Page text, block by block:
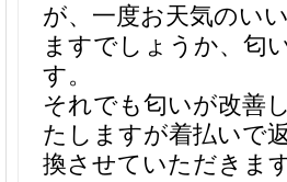
が、一度お天気のい
ますでしょうか、匂
す。
それでも匂いが改善
たしますが着払いで
換させていただきま